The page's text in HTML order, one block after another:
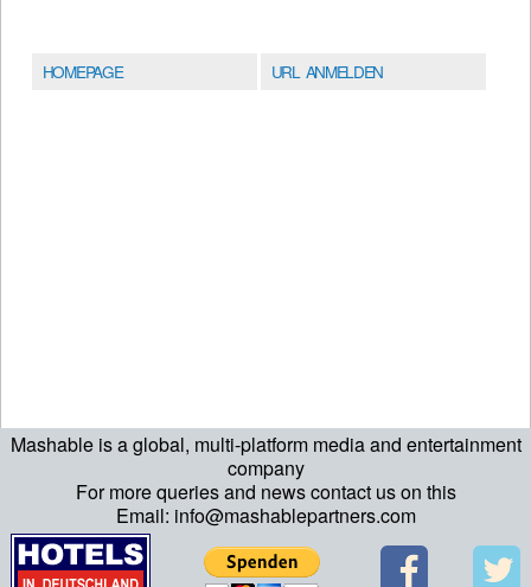
Mashable is a global, multi-platform media and entertainment
company
For more queries and news contact us on this
Email: info@mashablepartners.com
HOMEPAGE URL ANMELDEN